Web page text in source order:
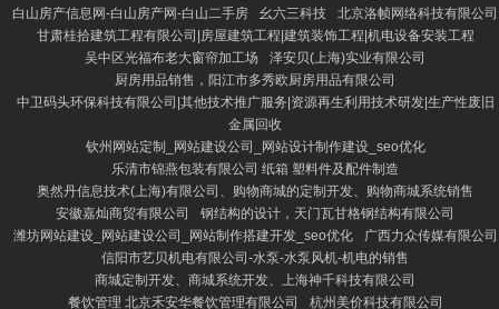
白山房产信息网-白山房产网-白山二手房
幺六三科技
北京洛帧网络科技有限公司
甘肃桂拾建筑工程有限公司|房屋建筑工程|建筑装饰工程|机电设备安装工程
吴中区光福布老大窗帘加工场
泽安贝(上海)实业有限公司
厨房用品销售，阳江市多秀欧厨房用品有限公司
中卫码头环保科技有限公司|其他技术推广服务|资源再生利用技术研发|生产性废旧
金属回收
钦州网站定制_网站建设公司_网站设计制作建设_seo优化
乐清市锦燕包装有限公司 纸箱 塑料件及配件制造
奥然丹信息技术(上海)有限公司、购物商城的定制开发、购物商城系统销售
安徽嘉灿商贸有限公司
钢结构的设计，天门瓦甘格钢结构有限公司
潍坊网站建设_网站建设公司_网站制作搭建开发_seo优化
广西力众传媒有限公司
信阳市艺贝机电有限公司-水泵-水泵风机-机电的销售
商城定制开发、商城系统开发、上海神千科技有限公司
餐饮管理 北京禾安华餐饮管理有限公司
杭州美价科技有限公司